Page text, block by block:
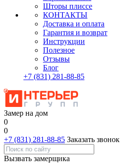
Шторы плиссе
КОНТАКТЫ
Доставка и оплата
Гарантия и возврат
Инструкции
Полезное
Отзывы
Блог
+7 (831) 281-88-85
Замер на дом
0
0
+7 (831) 281-88-85 Заказать звонок
Вызвать замерщика